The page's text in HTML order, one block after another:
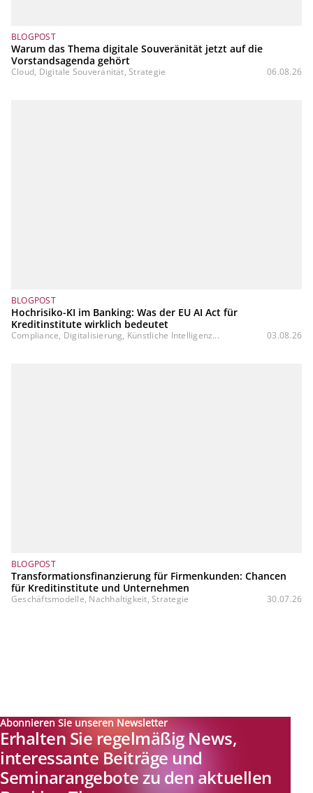
BLOGPOST
Warum das Thema digitale Souveränität jetzt auf die
Vorstandsagenda gehört
Cloud, Digitale Souveränität, Strategie 06.08.26
BLOGPOST
Hochrisiko-KI im Banking: Was der EU AI Act für
Kreditinstitute wirklich bedeutet
Compliance, Digitalisierung, Künstliche Intelligenz... 03.08.26
BLOGPOST
Transformationsfinanzierung für Firmenkunden: Chancen
für Kreditinstitute und Unternehmen
Geschäftsmodelle, Nachhaltigkeit, Strategie 30.07.26
Abonnieren Sie unseren Newsletter
Erhalten Sie regelmäßig News,
interessante Beiträge und
Seminarangebote zu den aktuellen